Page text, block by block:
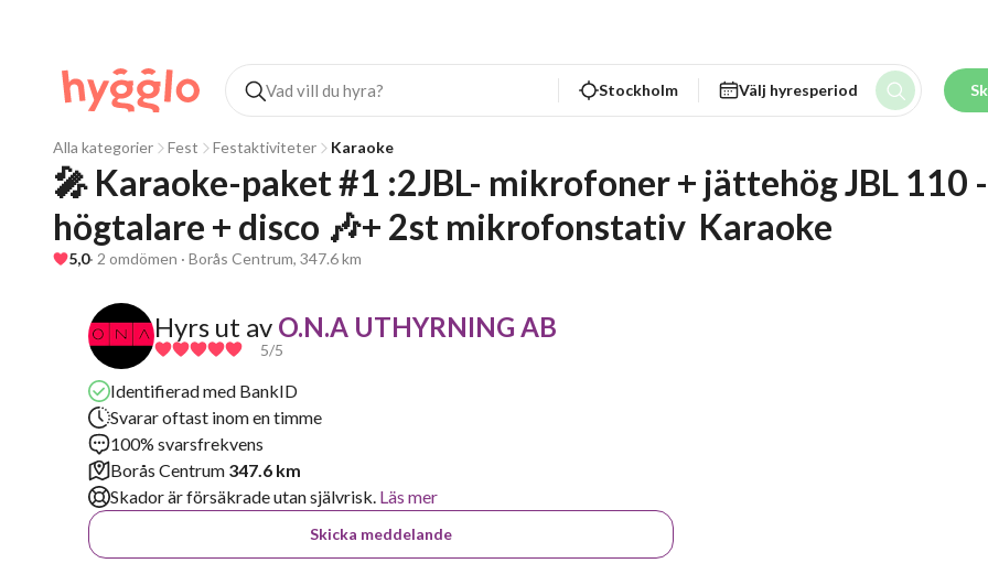
Stockholm Välj hyresperiod
Alla kategorier Fest Festaktiviteter Karaoke
🎤 Karaoke-paket #1 :2JBL- mikrofoner + jättehög JBL 110 -
högtalare + disco 🎶+ 2st mikrofonstativ  Karaoke
5,0· 2 omdömen · Borås Centrum, 347.6 km
Hyrs ut av O.N.A UTHYRNING AB
5/5
Identifierad med BankID
Svarar oftast inom en timme
100% svarsfrekvens
Borås Centrum 347.6 km
Skador är försäkrade utan självrisk. Läs mer
Skicka meddelande